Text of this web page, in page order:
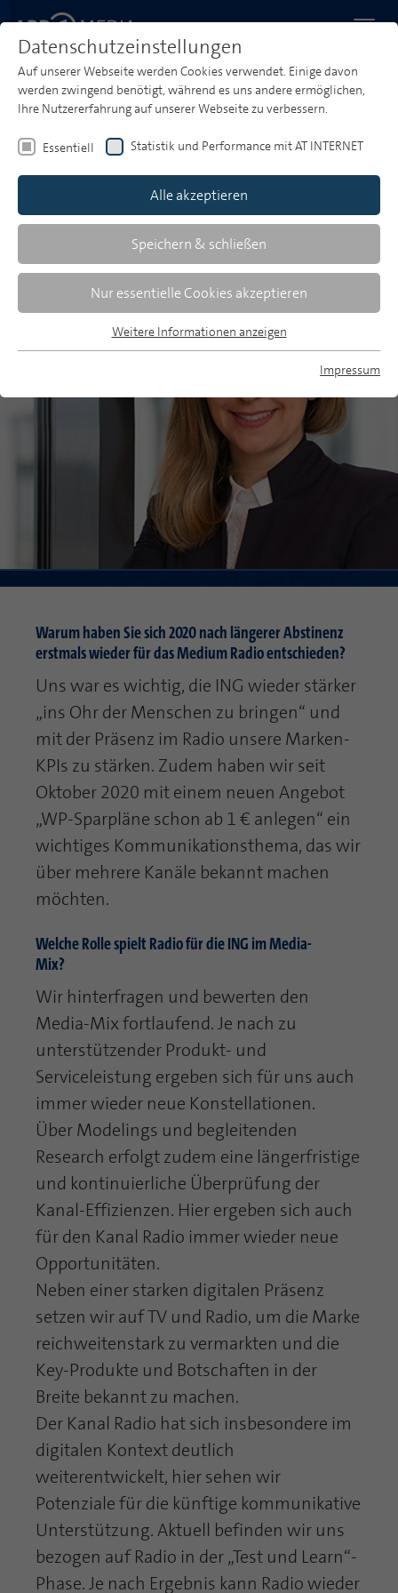
Startseite Media & Market Insights
Branchentalk
Hanna Maschke
"Radio pusht mit Reichweite."
Hanna Maschke, Leiterin Advertising & Media,
ING, im Gespräch mit der ARD MEDIA GmbH
Warum haben Sie sich 2020 nach längerer Abstinenz
erstmals wieder für das Medium Radio entschieden?
Uns war es wichtig, die ING wieder stärker
„ins Ohr der Menschen zu bringen“ und
mit der Präsenz im Radio unsere Marken-
KPIs zu stärken. Zudem haben wir seit
Oktober 2020 mit einem neuen Angebot
„WP-Sparpläne schon ab 1 € anlegen“ ein
wichtiges Kommunikationsthema, das wir
über mehrere Kanäle bekannt machen
möchten.
Welche Rolle spielt Radio für die ING im Media-
Mix?
Wir hinterfragen und bewerten den
Media-Mix fortlaufend. Je nach zu
unterstützender Produkt- und
Serviceleistung ergeben sich für uns auch
immer wieder neue Konstellationen.
Über Modelings und begleitenden
Research erfolgt zudem eine längerfristige
und kontinuierliche Überprüfung der
Kanal-Effizienzen. Hier ergeben sich auch
für den Kanal Radio immer wieder neue
Opportunitäten.
Neben einer starken digitalen Präsenz
setzen wir auf TV und Radio, um die Marke
reichweitenstark zu vermarkten und die
Key-Produkte und Botschaften in der
Breite bekannt zu machen.
Der Kanal Radio hat sich insbesondere im
digitalen Kontext deutlich
weiterentwickelt, hier sehen wir
Potenziale für die künftige kommunikative
Unterstützung. Aktuell befinden wir uns
bezogen auf Radio in der „Test und Learn“-
Phase. Je nach Ergebnis kann Radio wieder
Datenschutzeinstellungen
Auf unserer Webseite werden Cookies verwendet. Einige davon
werden zwingend benötigt, während es uns andere ermöglichen,
Ihre Nutzererfahrung auf unserer Webseite zu verbessern.
Essentiell Statistik und Performance mit AT INTERNET
Alle akzeptieren
Speichern & schließen
Nur essentielle Cookies akzeptieren
Essentielle Cookies werden für grundlegende Funktionen der
Webseite einwandfrei funktioniert.
fe_typo_user
TYPO3
Session
Dieses Cookie ist ein Standard-Session-
Cookie von TYPO3. Es speichert im Falle
wiedererkannt wird, um ihm Zugang zu
geschützten Bereichen zu gewähren.
Name PHPSESSID
Anbieter php
Laufzeit Ende der Sitzung
Zweck PHPs Standard Sitzungs Identifikation
Cookie-Informationen anzeigen
Statistik und Performance mit AT INTERNET
CROSS-DEVICE ANALYTICS LÖSUNG
atidvisitor
Anbieter AT INTERNET
Laufzeit 1 Jahr
Cookie von AT INTERNET zur Steuerung der
erweiterten Script- und Ereignisbehandlung
Name atuserid
Anbieter AT INTERNET
Laufzeit 1 Jahr
Cookie von AT INTERNET zur Steuerung der
erweiterten Script- und Ereignisbehandlung
Cookie-Informationen anzeigen
Weitere Informationen anzeigen
Impressum